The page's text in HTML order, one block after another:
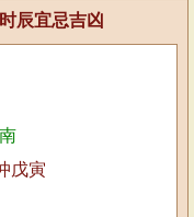
辰宜忌吉凶
戊寅